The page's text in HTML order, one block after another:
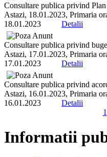
Consultare publica privind
Astazi, 18.01.2023, Primaria
18.01.2023 Detalii
Consultare publica privind
Astazi, 17.01.2023, Primaria
17.01.2023 Detalii
Consultare publica privind
Astazi, 16.01.2023, Primaria
16.01.2023 Detalii
1
Informatii